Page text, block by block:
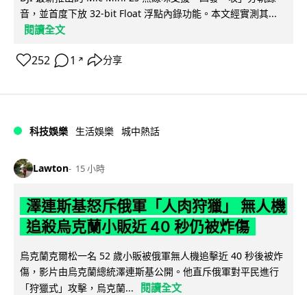
音，並首度下放 32-bit Float 浮點內錄功能。本文經實測其...
閱讀全文
252 1 ↗ 分享
科技娛樂 生活娛樂 城中熱話
Lawton 15 小時
澤連斯基怒斥俄軍「人肉狩獵」 無人機
追殺烏克蘭小販近 40 秒仍被炸傷
烏克蘭克爾松一名 52 歲小販被俄軍無人機追擊近 40 秒後被炸
傷，影片由烏克蘭總統澤連斯基公開。他直斥俄軍對平民進行
「狩獵式」攻擊，烏克蘭...
閱讀全文